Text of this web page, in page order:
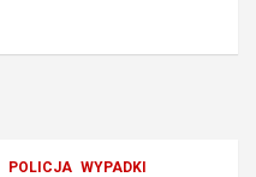
POLICJA WYPADKI